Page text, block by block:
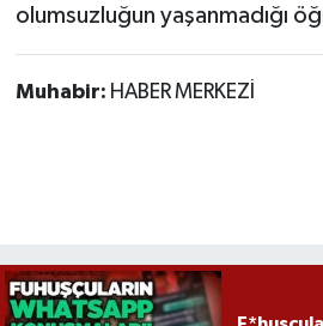
olumsuzluğun yaşanmadığı
Muhabir: HABER MERKEZİ
Yaşam